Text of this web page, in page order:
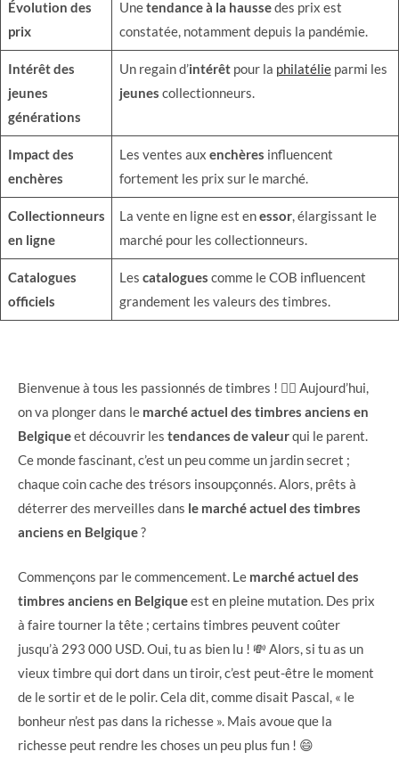
Évolution des
prix
Unetendance à la haussedes prix est
constatée, notamment depuis la pandémie.
Intérêt des
jeunes
générations
Un regain d’intérêtpour la philatélieparmi les
jeunes collectionneurs.
Impact des
enchères
Les ventes aux enchères influencent
fortement les prix sur le marché.
Collectionneurs
en ligne
La vente en ligne est enessor, élargissant le
marché pour les collectionneurs.
Catalogues
officiels
Les catalogues comme le COB influencent
grandement les valeurs des timbres.
Bienvenue à tous les passionnés de timbres ! 🕵️‍♂️ Aujourd’hui,
on va plonger dans le marché actuel des timbres anciens en
Belgiqueet découvrir les tendances de valeurqui le parent.
Ce monde fascinant, c’est un peu comme un jardin secret ;
chaque coin cache des trésors insoupçonnés. Alors, prêts à
déterrer des merveilles dans le marché actuel des timbres
anciens en Belgique?
Commençons par le commencement. Le marché actuel des
timbres anciens en Belgiqueest en pleine mutation. Des prix
à faire tourner la tête ; certains timbres peuvent coûter
jusqu’à 293 000 USD. Oui, tu as bien lu ! 💸 Alors, si tu as un
vieux timbre qui dort dans un tiroir, c’est peut-être le moment
de le sortir et de le polir. Cela dit, comme disait Pascal, « le
bonheur n’est pas dans la richesse ». Mais avoue que la
richesse peut rendre les choses un peu plus fun ! 😄